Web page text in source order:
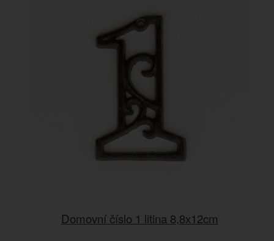
Domovní číslo 1 litina 8,8x12cm